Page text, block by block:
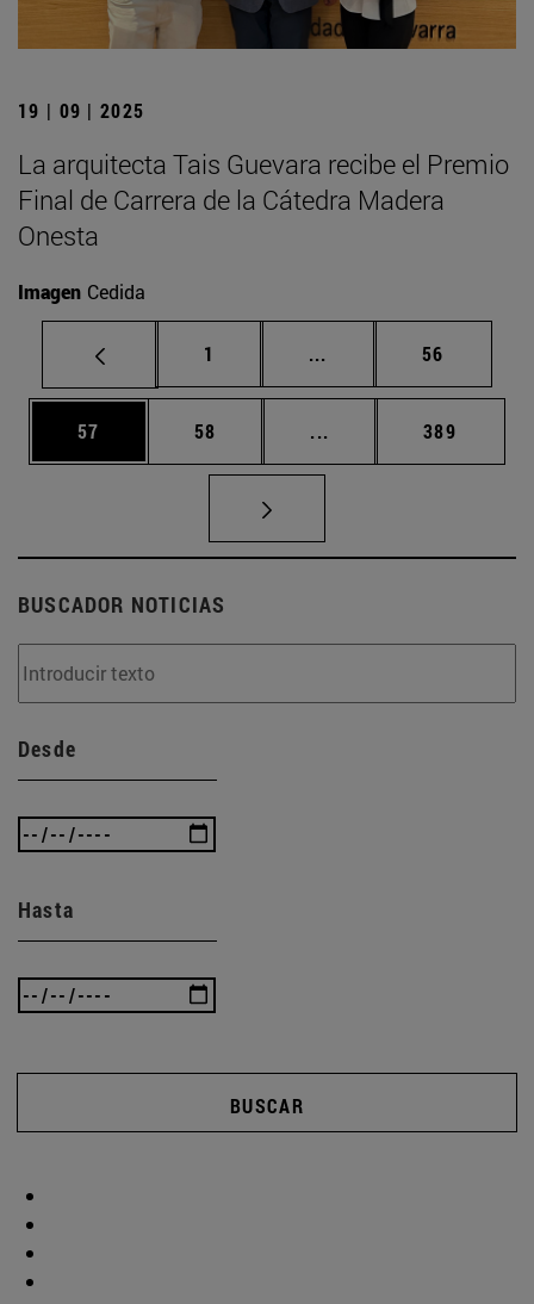
19 | 09 | 2025
La arquitecta Tais Guevara recibe el Premio
Final de Carrera de la Cátedra Madera
Onesta
Imagen Cedida
Página
1 ... Páginas intermedias
Página
56
Página
57 Página
58 ... Páginas intermedias
Página
389
BUSCADOR NOTICIAS
Desde
Hasta
BUSCAR